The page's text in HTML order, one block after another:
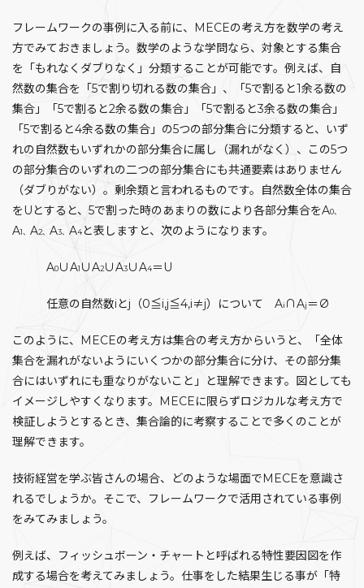
フレームワークの事例に入る前に、MECEの考え方を数学の考え
方でみておきましょう。数学のような学問なら、対象とする集合
を「もれなくダブりなく」分類することが可能です。例えば、自
然数の集合を「5で割り切れる数の集合」、「5で割ると1余る数の
集合」「5で割ると2余る数の集合」「5で割ると3余る数の集合」
「5で割ると4余る数の集合」の5つの部分集合に分類すると、いず
れの自然数もいずれかの部分集合に属し（漏れがなく）、この5つ
の部分集合のいずれの二つの部分集合にも共通要素はありません
（ダブりがない）。剰余類と言われるものです。自然数全体の集合
をUとすると、5で割った時のあまりの数により各部分集合をA0、
A1、 A2、 A3、 A4と表しますと、次のようになります。
A0∪A1 ∪A2∪A3∪A4＝U
任意の自然数iとj（0≦i,j≦4,i≠j）について Ai ∩Aj ＝∅
このように、MECEの考え方は集合の考え方からいうと、「全体
集合を漏れがないようにいくつかの部分集合に分け、その部分集
合にはいずれにも重なりがないこと」と理解できます。図としても
イメージしやすくなります。MECEに限らずロジカルな考え方で
検証しようとするとき、集合論的に考察することで多くのことが
理解できます。
技術経営を学ぶ皆さんの場合、どのような場面でMECEを意識さ
れるでしょうか。そこで、フレームワークで活用されている事例
をみてみましょう。
例えば、フィッシュボーン・チャートと呼ばれる特性要因図を作
成する場合を考えてみましょう。仕事をした結果生じる事が「特